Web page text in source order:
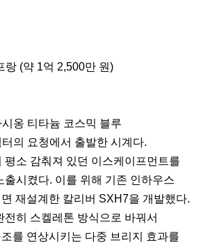
랑 (약 1억 2,500만 원)
옹 티타늄 코스믹 블루
의 요청에서 출발한 시계다.
평소 감춰져 있던 이스케이프먼트를
출시켰다. 이를 위해 기존 인하우스
재설계한 칼리버 SXH7을 개발했다.
전히 스켈레톤 방식으로 바꿔서
를 연상시키는 다중 브리지 효과를